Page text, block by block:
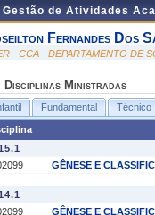
de Atividades
Fernandes Dos
- CCA - DEPARTAMENTO DE
Disciplinas Ministradas
Fundamental Técnico
GÊNESE E
GÊNESE E